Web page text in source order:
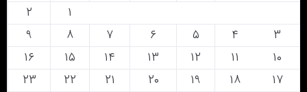
۲
۳
۴ ۵ ۶ ۷ ۸
۹
۱۰
۱۱ ۱۲ ۱۳ ۱۴ ۱۵
۱۶
۱۷
۱۸ ۱۹ ۲۰ ۲۱ ۲۲
۲۳